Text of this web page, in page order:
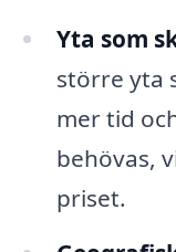
Yta som
större yta
mer tid
behövas,
priset.